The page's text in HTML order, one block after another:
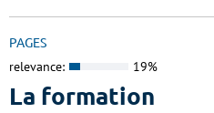
PAGES
relevance: 19%
La formation